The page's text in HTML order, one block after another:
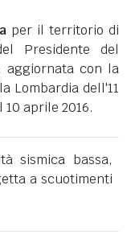
per il territorio di
Presidente del
aggiornata con la
Lombardia dell'11
aprile 2016.
sismica bassa,
a scuotimenti